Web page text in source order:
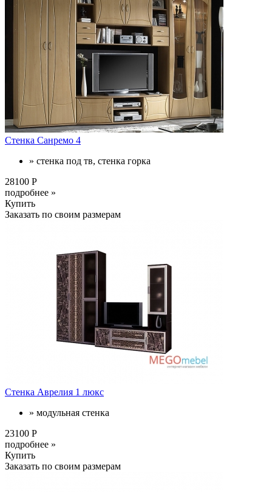
Стенка Санремо 4
» стенка под тв, стенка горка
28100 Р
подробнее »
Купить
Заказать по своим размерам
Стенка Аврелия 1 люкс
» модульная стенка
23100 Р
подробнее »
Купить
Заказать по своим размерам